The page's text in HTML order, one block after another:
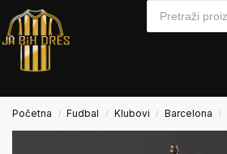
Početna / Fudbal / Klubovi / Barcelona /